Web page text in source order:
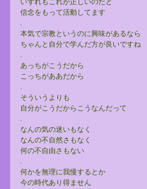
信念をもって活動してます
.
本気で宗教というのに興味があるなら
ちゃんと自分で学んだ方が良いですね
.
あっちがこうだから
こっちがああだから
.
そういうよりも
自分がこうだからこうなんだって
.
なんの気の迷いもなく
なんの不自然さもなく
何の不自由さもない
.
何かを無理に我慢するとか
今の時代あり得ません